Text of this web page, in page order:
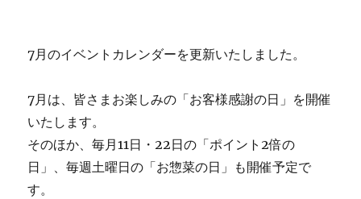
7月のイベントカレンダーを更新いたしました。
7月は、皆さまお楽しみの「お客様感謝の日」を開催
いたします。
そのほか、毎月11日・22日の「ポイント2倍の
日」、毎週土曜日の「お惣菜の日」も開催予定で
す。